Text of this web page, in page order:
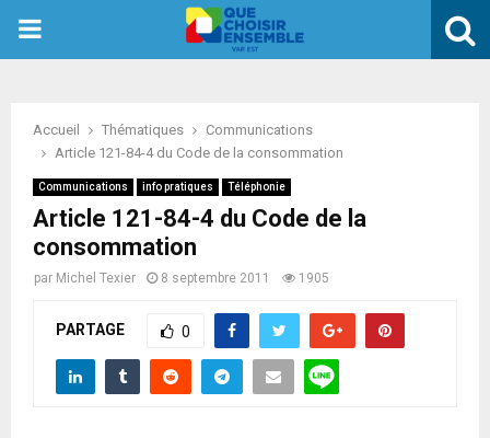
PRIMARY
Accueil Thématiques
Communications
Article 121-84-4 du Code de la consommation
Communications info pratiques Téléphonie
Article 121-84-4 du Code de la
consommation
par Michel Texier 8 septembre 2011 1905
PARTAGE 0